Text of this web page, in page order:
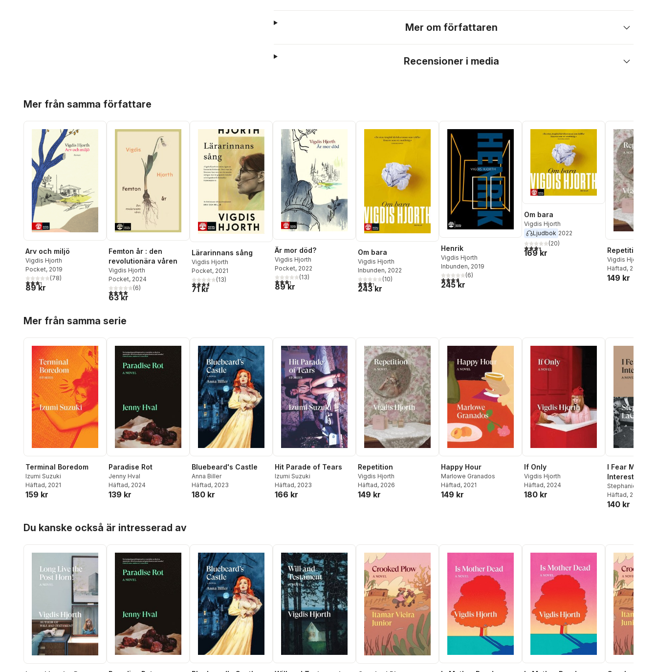
Mer om författaren
Recensioner i media
Mer från samma författare
Arv och miljö
Vigdis Hjorth
Pocket, 2019
3,3utav 5 stjärnor. Totalt antal röster:
(78)
89 kr
Femton år : den
revolutionära våren
Vigdis Hjorth
Pocket, 2024
4,0utav 5 stjärnor. Totalt antal röster:
(6)
63 kr
Lärarinnans sång
Vigdis Hjorth
Pocket, 2021
3,6utav 5 stjärnor. Totalt antal röster:
(13)
71 kr
Är mor död?
Vigdis Hjorth
Pocket, 2022
3,3utav 5 stjärnor. Totalt antal röster:
(13)
89 kr
Om bara
Vigdis Hjorth
Inbunden, 2022
3,3utav 5 stjärnor. Totalt antal röster:
(10)
243 kr
Henrik
Vigdis Hjorth
Inbunden, 2019
3,7utav 5 stjärnor. Totalt antal röster:
(6)
245 kr
Om bara
Vigdis Hjorth
Ljudbok 2022
3,4utav 5 stjärnor. Totalt antal röster:
(20)
169 kr Repetition
Vigdis Hjorth
Häftad, 2026
149 kr
Mer från samma serie
Terminal Boredom
Izumi Suzuki
Häftad, 2021
159 kr
Paradise Rot
Jenny Hval
Häftad, 2024
139 kr
Bluebeard's Castle
Anna Biller
Häftad, 2023
180 kr
Hit Parade of Tears
Izumi Suzuki
Häftad, 2023
166 kr
Repetition
Vigdis Hjorth
Häftad, 2026
149 kr
Happy Hour
Marlowe Granados
Häftad, 2021
149 kr
If Only
Vigdis Hjorth
Häftad, 2024
180 kr
I Fear My Pain
Interests You
Stephanie
Häftad, 2022
140 kr
Du kanske också är intresserad av